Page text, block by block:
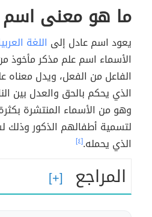
ما هو معنى اسم
يعود اسم عادل إلى اللغة
الأسماء اسم علم مذكر مأخوذ
الفاعل من الفعل، ويدل
الذي يحكم بالحق والعدل بين
وهو من الأسماء المنتشرة
لتسمية أطفالهم الذكور
الذي يحمله.[٤]
المراجع